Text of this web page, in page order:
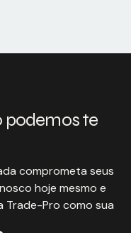
podemos te
comprometa seus
hoje mesmo e
Trade-Pro como sua